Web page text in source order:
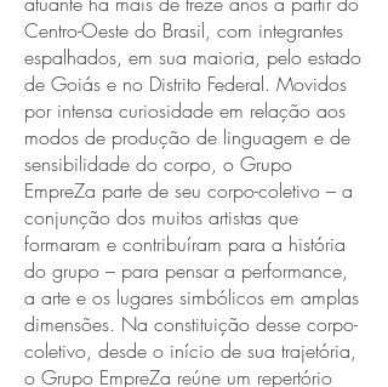
Centro-Oeste do Brasil, com integrantes
espalhados, em sua maioria, pelo estado
de Goiás e no Distrito Federal. Movidos
por intensa curiosidade em relação aos
modos de produção de linguagem e de
sensibilidade do corpo, o Grupo
EmpreZa parte de seu corpo-coletivo – a
conjunção dos muitos artistas que
formaram e contribuíram para a história
do grupo – para pensar a performance,
a arte e os lugares simbólicos em amplas
dimensões. Na constituição desse corpo-
coletivo, desde o início de sua trajetória,
o Grupo EmpreZa reúne um repertório